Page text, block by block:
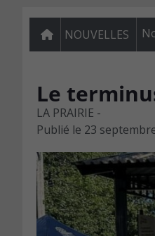
NOUVELLES
Le
LA PRAIRIE -
Publié le 23